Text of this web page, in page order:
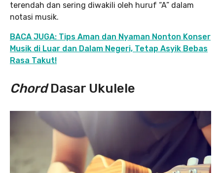
terendah dan sering diwakili oleh huruf “A” dalam
notasi musik.
BACA JUGA: Tips Aman dan Nyaman Nonton Konser
Musik di Luar dan Dalam Negeri, Tetap Asyik Bebas
Rasa Takut!
ChordDasar Ukulele